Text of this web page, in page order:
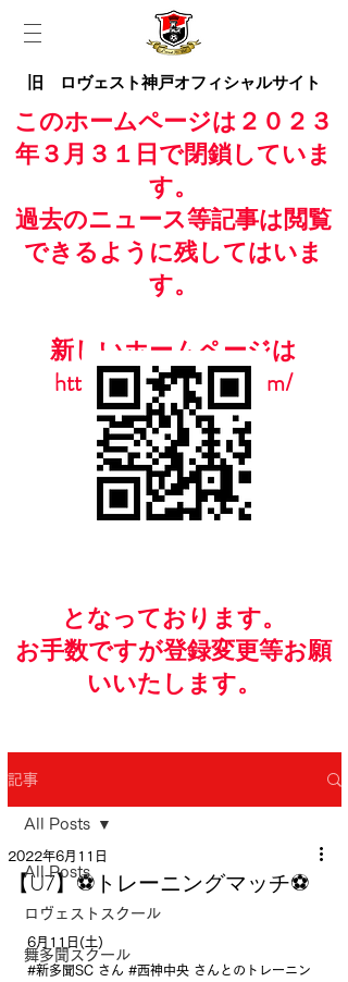
旧 ロヴェスト神戸オフィシャルサイト
このホームページは２０２３
年３月３１日で閉鎖していま
す。
過去のニュース等記事は閲覧
できるように残してはいま
す。
新しいホームページは
https://www.casailfc.com/
​となっております。
お手数ですが​登録変更等お願
いいたします。
記事
All Posts
ロヴェストスクール
舞多聞スクール
All Posts
【U7】⚽️トレーニングマッチ⚽️
2022年6月11日
6月11日(土)
#新多聞SC さん #西神中央 さんとのトレーニン